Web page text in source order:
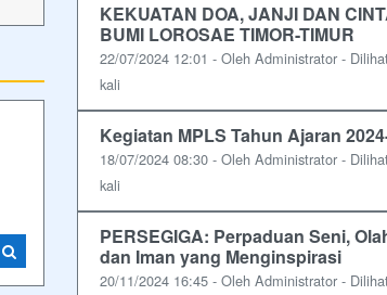
KEKUATAN DOA, JANJI DAN
BUMI LOROSAE TIMOR-TIMUR
22/07/2024 12:01 - Oleh Administrator -
kali
Kegiatan MPLS Tahun Ajaran
18/07/2024 08:30 - Oleh Administrator -
kali
PERSEGIGA: Perpaduan Seni,
dan Iman yang Menginspirasi
20/11/2024 16:45 - Oleh Administrator -